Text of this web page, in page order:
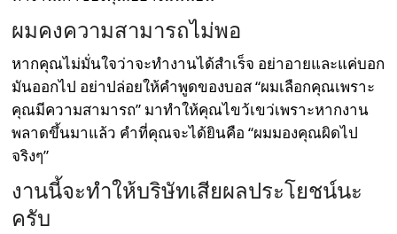
ผมคงความสามารถไม่พอ
หากคุณไม่มั่นใจว่าจะทำงานได้สำเร็จ อย่าอายและแค่บอก
มันออกไป อย่าปล่อยให้คำพูดของบอส “ผมเลือกคุณเพราะ
คุณมีความสามารถ” มาทำให้คุณไขว้เขว่เพราะหากงาน
พลาดขึ้นมาแล้ว คำที่คุณจะได้ยินคือ “ผมมองคุณผิดไป
จริงๆ”
งานนี้จะทำให้บริษัทเสียผลประโยชน์นะ
ครับ